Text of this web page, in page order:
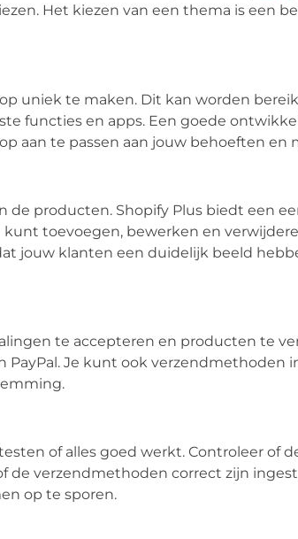
Het kiezen van een thema is een
uniek te maken. Dit kan worden
functies en apps. Een goede
aan te passen aan jouw behoeften en
de producten. Shopify Plus biedt een
toevoegen, bewerken en
jouw klanten een duidelijk beeld
te accepteren en producten te
Je kunt ook verzendmethoden
of alles goed werkt. Controleer of
verzendmethoden correct zijn
op te sporen.